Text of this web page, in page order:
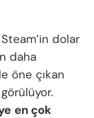
dolar
daha
öne çıkan
en çok